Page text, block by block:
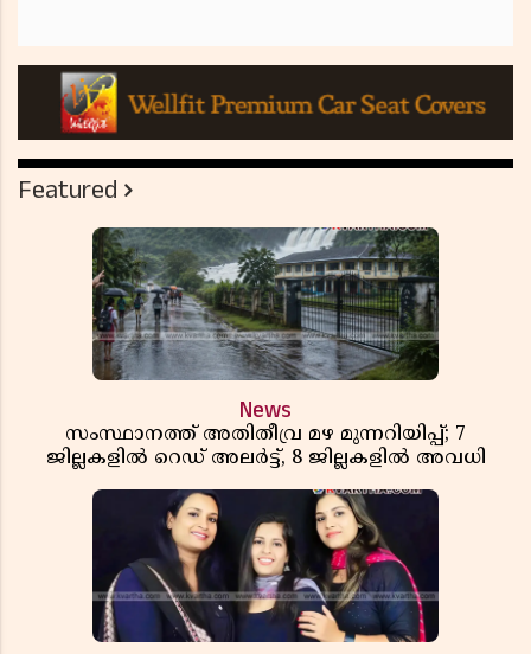
Featured
News
സംസ്ഥാനത്ത് അതിതീവ്ര മഴ മുന്നറിയിപ്പ്; 7
ജില്ലകളിൽ റെഡ് അലർട്ട്, 8 ജില്ലകളിൽ അവധി